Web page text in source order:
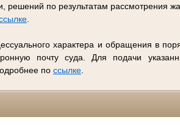
решений по результатам рассмотрения
.
характера и обращения в
почту суда. Для подачи
по ссылке.